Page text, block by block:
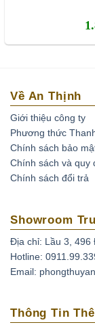
Về An Thịnh
Giới thiệu công ty
Phương thức
Chính sách bảo
Chính sách và quy
Chính sách đổi trả
Showroom
Địa chỉ: Lầu 3, 496
Hotline:
Email:
Thông Tin